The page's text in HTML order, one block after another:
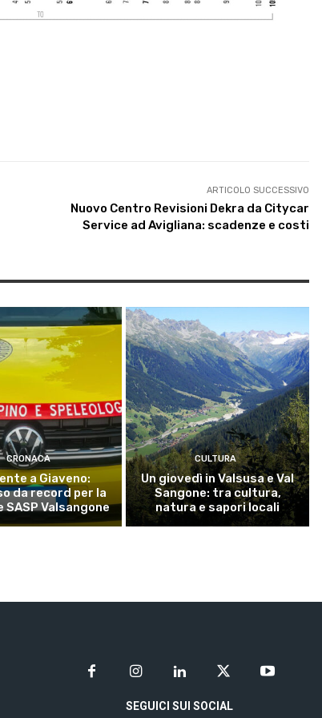
ARTICOLO SUCCESSIVO
Nuovo Centro Revisioni Dekra da Citycar
Service ad Avigliana: scadenze e costi
CRONACA
a Giaveno:
da record per la
Valsangone
CULTURA
Un giovedì in Valsusa e Val
Sangone: tra cultura,
natura e sapori locali
SEGUICI SUI SOCIAL